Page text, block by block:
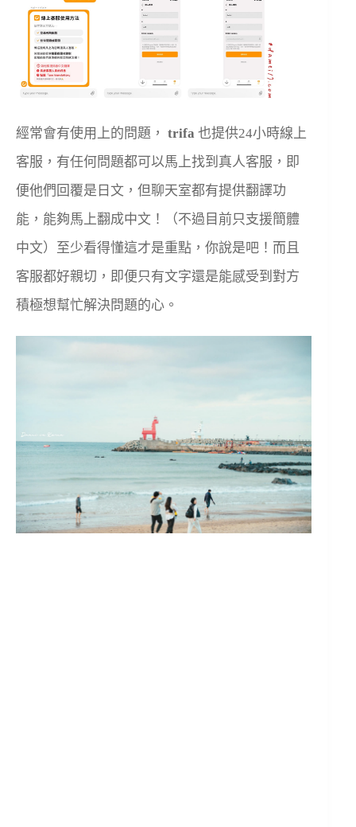
經常會有使用上的問題， trifa 也提供24小時線上
客服，有任何問題都可以馬上找到真人客服，即
便他們回覆是日文，但聊天室都有提供翻譯功
能，能夠馬上翻成中文！（不過目前只支援簡體
中文）至少看得懂這才是重點，你說是吧！而且
客服都好親切，即便只有文字還是能感受到對方
積極想幫忙解決問題的心。